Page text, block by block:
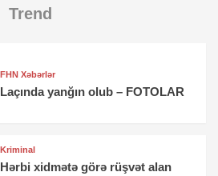
Trend
FHN Xəbərlər
Laçında yanğın olub – FOTOLAR
Kriminal
Hərbi xidmətə görə rüşvət alan